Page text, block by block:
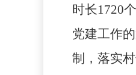
时长1720
党建工作
制，落实